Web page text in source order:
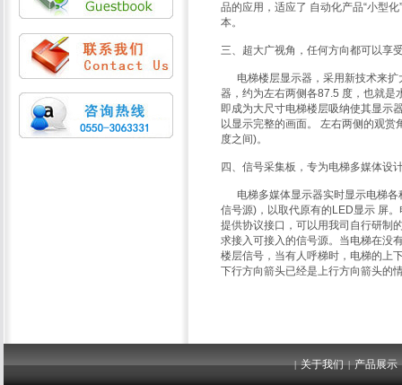
品的应用，适应了 自动化产品“小型
本。
三、超大广视角，任何方向都可以享
电梯楼层显示器，采用新技术来扩
器，约为左右两侧各87.5 度，也就
即成为大尺寸电梯楼层吸纳使其显示
以显示完整的画面。 左右两侧的观
度之间)。
四、信号采集板，专为电梯多媒体设
电梯多媒体显示器实时显示电梯各
信号源)，以取代原有的LED显示 屏
提供协议接口，可以用我司自行研制
求接入可接入的信号源。当电梯在没
楼层信号，当有人呼梯时，电梯的上
下行方向箭头已经是上行方向箭头的
|关于我们 |产品展示